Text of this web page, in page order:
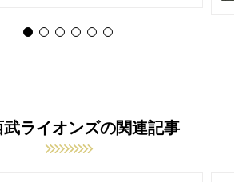
武ライオンズの関連記事